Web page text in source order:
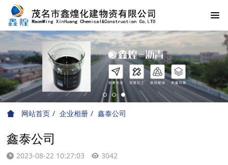
网站首页 企业相册 鑫泰公司
鑫泰公司
2023-08-22 10:27:03 3042